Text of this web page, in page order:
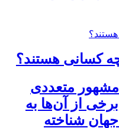
کسانی هستند؟
متعددی
از آن‌ها به
شناخته